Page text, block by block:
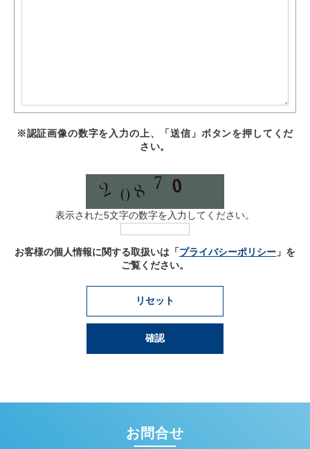
認証画像の数字を入力の上、「送信」ボタンを押してくだ
さい。
表示された5文字の数字を入力してください。
お客様の個人情報に関する取扱いは「プライバシーポリシー 」を
ご覧ください。
お問合せ